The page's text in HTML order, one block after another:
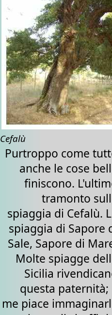
Cefalù
Purtroppo come
anche le cose
finiscono.
tramonto
spiaggia di Cefalù.
spiaggia di Sapore
Sale, Sapore di
Molte spiagge
Sicilia
questa paternità;
me piace